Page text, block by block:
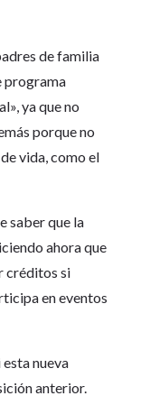
de familia
programa
ya que no
porque no
vida, como el
saber que la
ahora que
créditos si
en eventos
nueva
anterior.